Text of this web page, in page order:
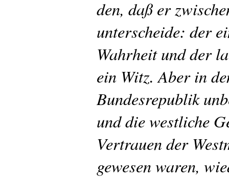
den, daß er
unterscheide: der
Wahrheit und der
ein Witz. Aber in
Bundesrepublik
und die westliche
Vertrauen der
gewesen waren,